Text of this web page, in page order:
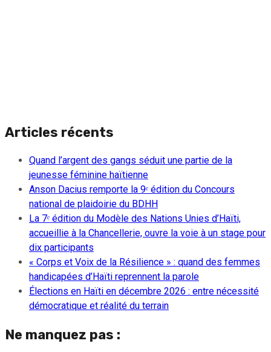
Articles récents
Quand l’argent des gangs séduit une partie de la
jeunesse féminine haïtienne
Anson Dacius remporte la 9ᵉ édition du Concours
national de plaidoirie du BDHH
La 7ᵉ édition du Modèle des Nations Unies d’Haïti,
accueillie à la Chancellerie, ouvre la voie à un stage pour
dix participants
« Corps et Voix de la Résilience » : quand des femmes
handicapées d’Haïti reprennent la parole
Élections en Haïti en décembre 2026 : entre nécessité
démocratique et réalité du terrain
Ne manquez pas :